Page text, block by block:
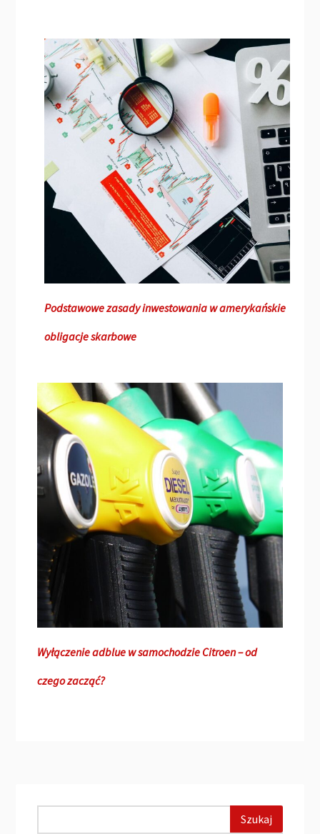
Podstawowe zasady inwestowania w amerykańskie
obligacje skarbowe
Wyłączenie adblue w samochodzie Citroen – od
czego zacząć?